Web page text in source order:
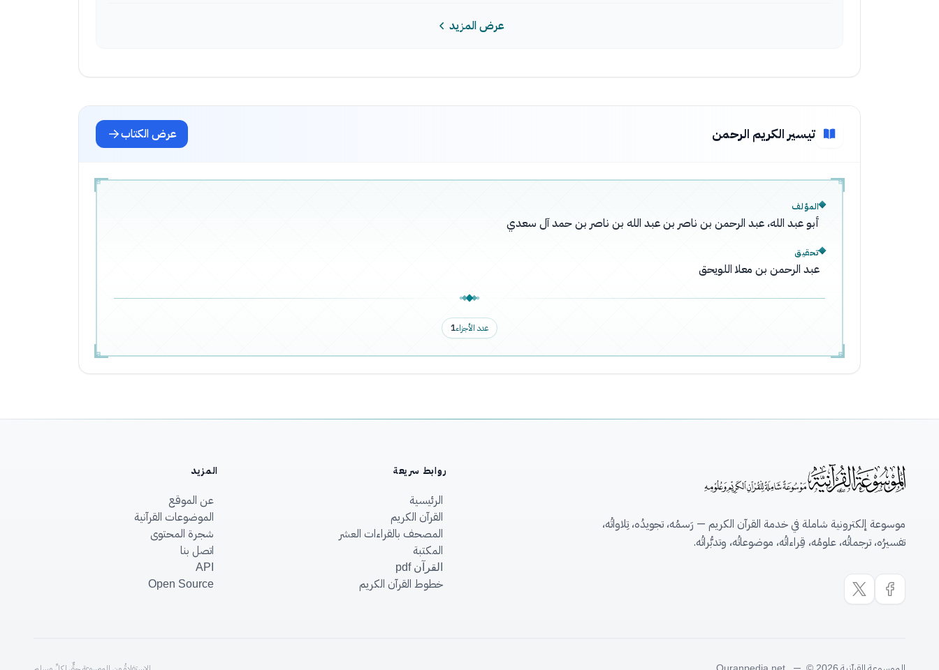
عرض المزيد
تيسير الكريم الرحمن عرض الكتاب
المؤلف
أبو عبد الله، عبد الرحمن بن ناصر بن عبد الله بن ناصر بن حمد آل سعدي
تحقيق
عبد الرحمن بن معلا اللويحق
عدد الأجزاء1
موسوعة إلكترونية شاملة في خدمة القرآن الكريم — رَسمُه، تجويدُه، تِلاواتُه،
تفسيرُه، ترجماتُه، علومُه، قِراءاتُه، موضوعاتُه، وتدبُّراتُه.
روابط سريعة
الرئيسية
القرآن الكريم
المصحف بالقراءات العشر
المكتبة
القرآن pdf
خطوط القرآن الكريم
المزيد
عن الموقع
الموضوعات القرآنية
شجرة المحتوى
اتصل بنا
API
Open Source